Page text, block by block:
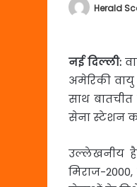
Herald
नई दिल्ली:
अमेरिकी
साथ
सेना स्टेशन
उल्लेखनीय
मिराज-